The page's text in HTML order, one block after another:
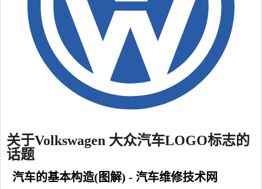
关于Volkswagen 大众汽车LOGO标志的
话题
汽车的基本构造(图解) - 汽车维修技术网